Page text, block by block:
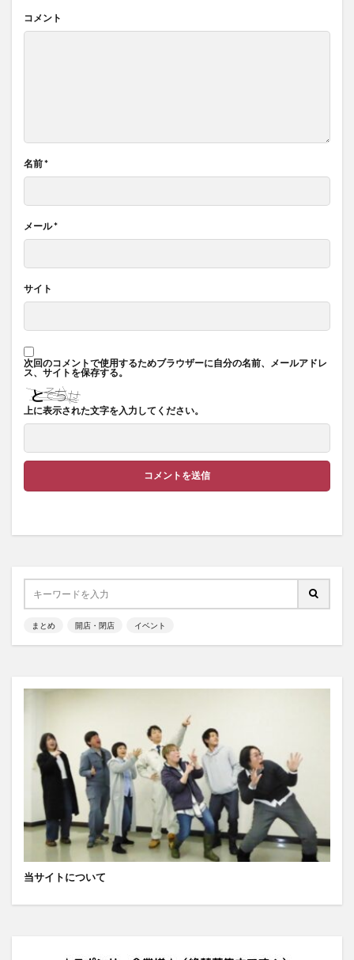
コメント
名前*
メール*
サイト
次回のコメントで使用するためブラウザーに自分の名前、メールアドレ
ス、サイトを保存する。
上に表示された文字を入力してください。
まとめ 開店・閉店 イベント
当サイトについて